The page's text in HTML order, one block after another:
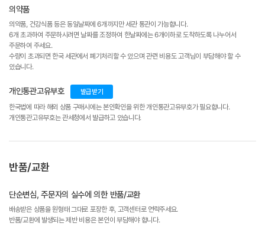
의약품
의약품, 건강식품 등은 동일날짜에 6개까지만 세관 통관이 가능합니다.
6개 초과하여 주문하시려면 날짜를 조정하여 한날짜에는 6개이하로 도착하도록 나누어서
주문하여 주세요.
수량이 초과되면 한국 세관에서 폐기처리할 수 있으며 관련 비용도 고객님이 부담해야 할 수
있습니다.
개인통관고유부호 발급받기
한국법에 따라 해외 상품 구매시에는 본인확인을 위한 개인통관고유부호가 필요합니다.
개인통관고유부호는 관세청에서 발급하고 있습니다.
반품/교환
단순변심, 주문자의 실수에 의한 반품/교환
배송받은 상품을 원형태 그대로 포장한 후, 고객센터로 연락주세요.
반품/교환에 발생되는 제반 비용은 본인이 부담해야 합니다.